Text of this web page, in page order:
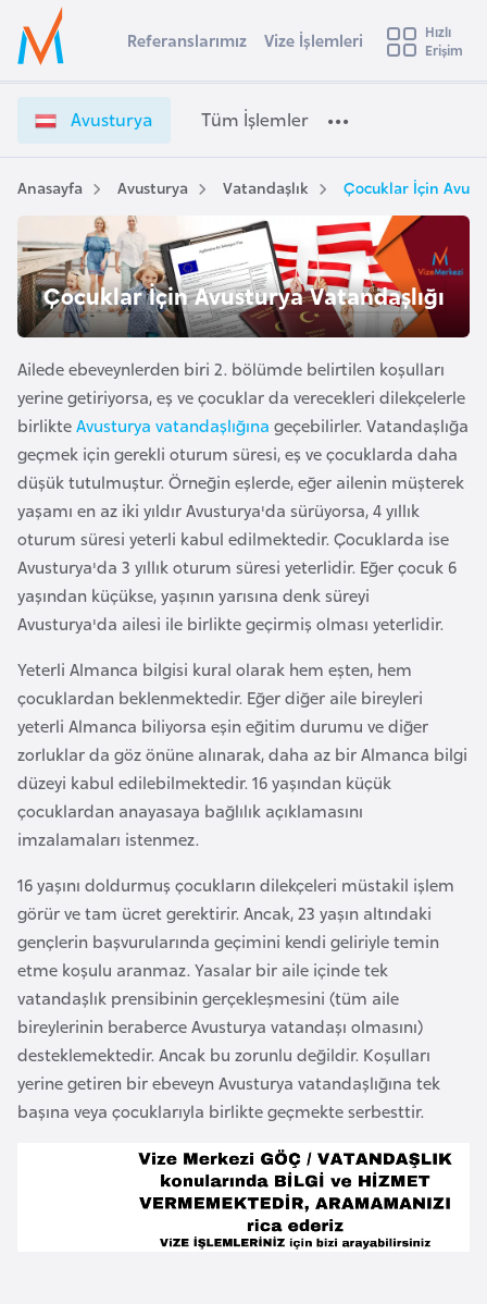
Ülke Seçimi
Başvuru yapmak istediğiniz ülkeyi seçin
Üye
Girişi
v
s
t
u
y
a
V
i
z
e
İ
ş
e
m
l
e
r
i
e
t
i
Referanslarımız Vize İşlemleri
Hızlı
Erişim
Avusturya Tüm İşlemler
Anasayfa Avusturya Vatandaşlık Çocuklar İçin
Çocuklar İçin Avusturya Vatandaşlığı
Ailede ebeveynlerden biri 2. bölümde belirtilen koşulları
yerine getiriyorsa, eş ve çocuklar da verecekleri dilekçelerle
birlikteAvusturya vatandaşlığına geçebilirler. Vatandaşlığa
geçmek için gerekli oturum süresi, eş ve çocuklarda daha
düşük tutulmuştur. Örneğin eşlerde, eğer ailenin müşterek
yaşamı en az iki yıldır Avusturya'da sürüyorsa, 4 yıllık
oturum süresi yeterli kabul edilmektedir. Çocuklarda ise
Avusturya'da 3 yıllık oturum süresi yeterlidir. Eğer çocuk 6
yaşından küçükse, yaşının yarısına denk süreyi
Avusturya'da ailesi ile birlikte geçirmiş olması yeterlidir.
Yeterli Almanca bilgisi kural olarak hem eşten, hem
çocuklardan beklenmektedir. Eğer diğer aile bireyleri
yeterli Almanca biliyorsa eşin eğitim durumu ve diğer
zorluklar da göz önüne alınarak, daha az bir Almanca bilgi
düzeyi kabul edilebilmektedir. 16 yaşından küçük
çocuklardan anayasaya bağlılık açıklamasını
imzalamaları istenmez.
16 yaşını doldurmuş çocukların dilekçeleri müstakil işlem
görür ve tam ücret gerektirir. Ancak, 23 yaşın altındaki
gençlerin başvurularında geçimini kendi geliriyle temin
etme koşulu aranmaz. Yasalar bir aile içinde tek
vatandaşlık prensibinin gerçekleşmesini (tüm aile
bireylerinin beraberce Avusturya vatandaşı olmasını)
desteklemektedir. Ancak bu zorunlu değildir. Koşulları
yerine getiren bir ebeveyn Avusturya vatandaşlığına tek
başına veya çocuklarıyla birlikte geçmekte serbesttir.
s
t
r
a
A
v
u
t
u
r
y
a
A
z
e
b
a
y
c
a
n
B
a
h
r
e
y
n
B